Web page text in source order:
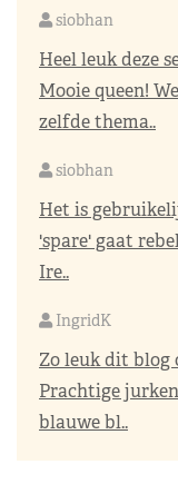
siobhan
Heel leuk deze
Mooie queen!
zelfde thema..
siobhan
Het is
'spare' gaat
Ire..
IngridK
Zo leuk dit blog
Prachtige
blauwe bl..